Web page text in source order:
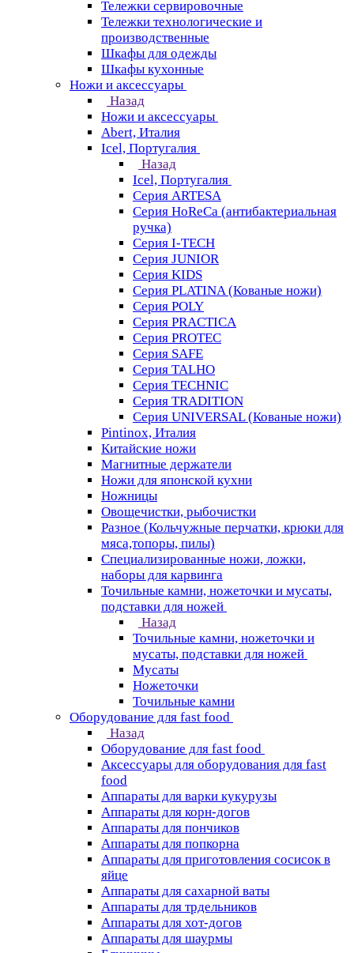
Тележки сервировочные
Тележки технологические и
производственные
Шкафы для одежды
Шкафы кухонные
Ножи и аксессуары
Назад
Ножи и аксессуары
Abert, Италия
Icel, Португалия
Назад
Icel, Португалия
Серия ARTESA
Серия HoReCa (антибактериальная
ручка)
Серия I-TECH
Серия JUNIOR
Серия KIDS
Серия PLATINA (Кованые ножи)
Серия POLY
Серия PRACTICA
Серия PROTEC
Серия SAFE
Серия TALHO
Серия TECHNIC
Серия TRADITION
Серия UNIVERSAL (Кованые ножи)
Pintinox, Италия
Китайские ножи
Магнитные держатели
Ножи для японской кухни
Ножницы
Овощечистки, рыбочистки
Разное (Кольчужные перчатки, крюки для
мяса,топоры, пилы)
Специализированные ножи, ложки,
наборы для карвинга
Точильные камни, ножеточки и мусаты,
подставки для ножей
Назад
Точильные камни, ножеточки и
мусаты, подставки для ножей
Мусаты
Ножеточки
Точильные камни
Оборудование для fast food
Назад
Оборудование для fast food
Аксессуары для оборудования для fast
food
Аппараты для варки кукурузы
Аппараты для корн-догов
Аппараты для пончиков
Аппараты для попкорна
Аппараты для приготовления сосисок в
яйце
Аппараты для сахарной ваты
Аппараты для трдельников
Аппараты для хот-догов
Аппараты для шаурмы